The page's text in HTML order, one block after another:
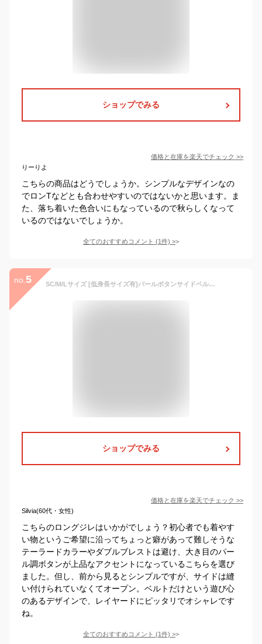
ショップでみる
価格と在庫を楽天でチェック >>
りーりよ
こちらの商品はどうでしょうか。シンプルなデザインなの
でロンTなどとも合わせやすいのではないかと思います。ま
た、落ち着いた色合いにもなっているので秋らしくなって
いるのではないでしょうか。
全てのおすすめコメント (1件) >
no. 5 SC/M/Lサイズ [低身長サイズ有]パールボタンサイドベルトノーカラージレベスト レディース 春 夏 セレモニー / ジャケット ノーカラージャケット ジレ パール オケージョン セレモニー オフィスカジュアル セットアップ
ショップでみる
価格と在庫を楽天でチェック >>
Silvia(60代・女性)
こちらのロングジレはいかがでしょう？初心者でも着やす
い物というご希望に沿ってちょっと癖があって難しそうな
テーラードカラーやダブルブレストは避け、大き目のパー
ル調ボタンが上品なアクセントになっているこちらを選び
ました。但し、前から見るとシンプルですが、サイドは縫
い付けられていなくてオープン。ベルトだけという遊び心
のあるデザインで、レイヤードにピッタリでオシャレです
ね。
全てのおすすめコメント (1件) >